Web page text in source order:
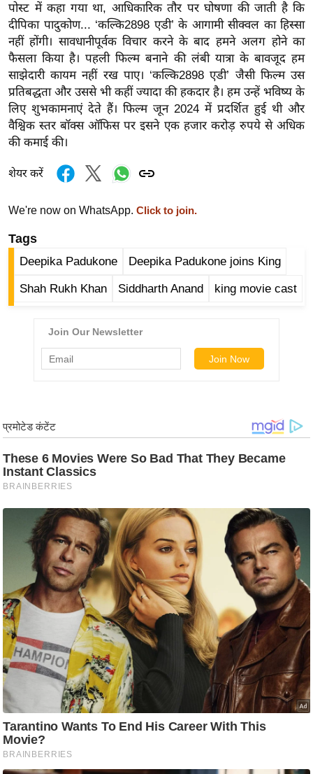
हि
त्य
ज
ग
त
ऑ
टो
व
न्यू
ब्री
फ
म
रं
ली
वु
ड
हॉ
स
मी
क्षा
B
r
a
k
i
n
पोस्ट में कहा गया था, आधिकारिक तौर पर घोषणा की जाती है कि
दीपिका पादुकोण... ‘कल्कि2898 एडी’ के आगामी सीक्वल का हिस्सा
नहीं होंगी। सावधानीपूर्वक विचार करने के बाद हमने अलग होने का
फैसला किया है। पहली फिल्म बनाने की लंबी यात्रा के बावजूद हम
साझेदारी कायम नहीं रख पाए। ‘कल्कि2898 एडी’ जैसी फिल्म उस
प्रतिबद्धता और उससे भी कहीं ज्यादा की हकदार है। हम उन्हें भविष्य के
लिए शुभकामनाएं देते हैं। फिल्म जून 2024 में प्रदर्शित हुई थी और
वैश्विक स्तर बॉक्स ऑफिस पर इसने एक हजार करोड़ रुपये से अधिक
की कमाई की।
शेयर करें
We're now on WhatsApp. Click to join.
Tags
Deepika Padukone Deepika Padukone joins King
Shah Rukh Khan Siddharth Anand king movie cast